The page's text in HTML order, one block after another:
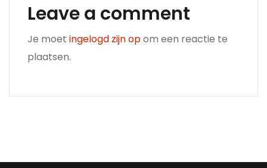
Leave a comment
Je moet ingelogd zijn opom een reactie te
plaatsen.